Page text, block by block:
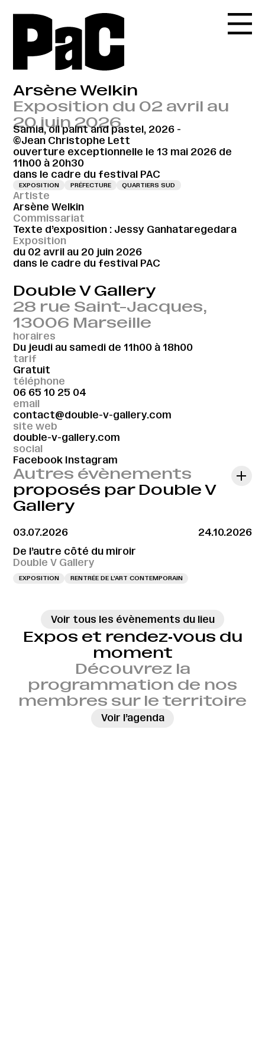
Arsène Welkin
Exposition du 02 avril au
20 juin 2026
Samia, oil paint and pastel, 2026 -
©Jean Christophe Lett
ouverture exceptionnelle le 13 mai 2026 de
11h00 à 20h30
dans le cadre du festival PAC
EXPOSITION PRÉFECTURE QUARTIERS SUD
Artiste
Arsène Welkin
Commissariat
Texte d’exposition : Jessy Ganhataregedara
Exposition
du 02 avril au 20 juin 2026
dans le cadre du festival PAC
Double V Gallery
28 rue Saint-Jacques,
13006 Marseille
horaires
Du jeudi au samedi de 11h00 à 18h00
tarif
Gratuit
téléphone
06 65 10 25 04
email
contact@double-v-gallery.com
site web
double-v-gallery.com
social
Facebook Instagram
Autres évènements
proposés par Double V
Gallery
03.07.2026
24.10.2026
De l’autre côté du miroir
Double V Gallery
EXPOSITION RENTRÉE DE L'ART CONTEMPORAIN
Voir tous les évènements du lieu
Expos et rendez‑vous du
moment
Découvrez la
programmation de nos
membres sur le territoire
Voir l’agenda